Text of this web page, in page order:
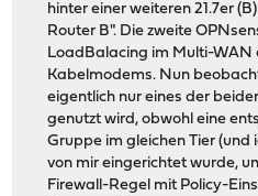
hinter einer weiteren 21.7er
Router B". Die zweite
LoadBalacing im Multi-WAN
Kabelmodems. Nun
eigentlich nur eines der
genutzt wird, obwohl eine
Gruppe im gleichen Tier
von mir eingerichtet wurde,
Firewall-Regel mit Policy-